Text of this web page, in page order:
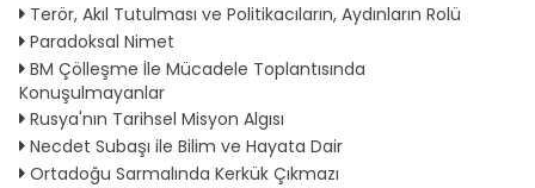
Terör, Akıl Tutulması ve Politikacıların, Aydınların Rolü
Paradoksal Nimet
BM Çölleşme İle Mücadele Toplantısında
Konuşulmayanlar
Rusya'nın Tarihsel Misyon Algısı
Necdet Subaşı ile Bilim ve Hayata Dair
Ortadoğu Sarmalında Kerkük Çıkmazı